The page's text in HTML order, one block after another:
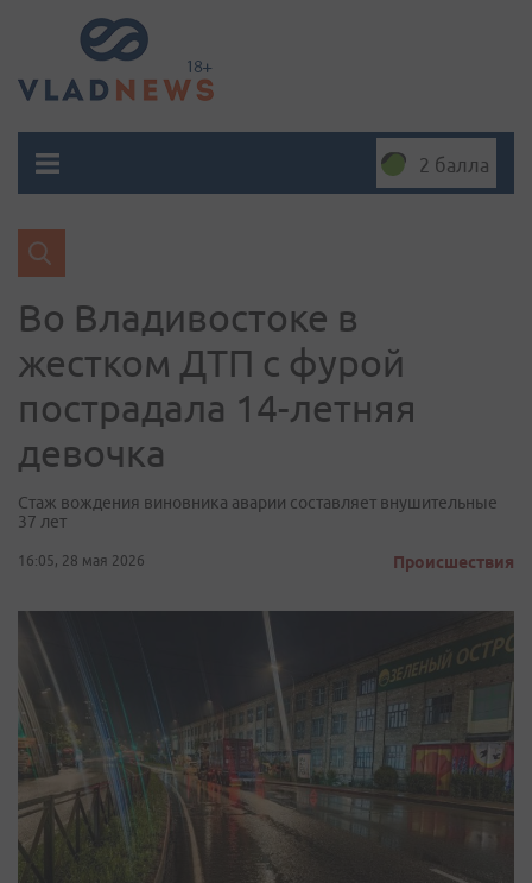
2 балла
Во Владивостоке в
жестком ДТП с фурой
пострадала 14-летняя
девочка
Стаж вождения виновника аварии составляет внушительные
37 лет
16:05, 28 мая 2026 Происшествия